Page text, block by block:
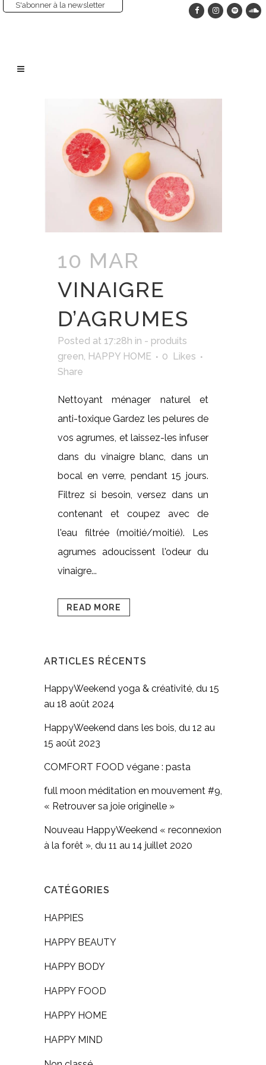
S'abonner à la newsletter
10 MAR
VINAIGRE
D’AGRUMES
Posted at 17:28h in - produits
green, HAPPY HOME 0 Likes
Share
Nettoyant ménager naturel et
anti-toxique Gardez les pelures de
vos agrumes, et laissez-les infuser
dans du vinaigre blanc, dans un
bocal en verre, pendant 15 jours.
Filtrez si besoin, versez dans un
contenant et coupez avec de
l'eau filtrée (moitié/moitié). Les
agrumes adoucissent l'odeur du
vinaigre...
READ MORE
ARTICLES RÉCENTS
HappyWeekend yoga & créativité, du 15
au 18 août 2024
HappyWeekend dans les bois, du 12 au
15 août 2023
COMFORT FOOD végane : pasta
full moon méditation en mouvement #9,
« Retrouver sa joie originelle »
Nouveau HappyWeekend « reconnexion
à la forêt », du 11 au 14 juillet 2020
CATÉGORIES
HAPPIES
HAPPY BEAUTY
HAPPY BODY
HAPPY FOOD
HAPPY HOME
HAPPY MIND